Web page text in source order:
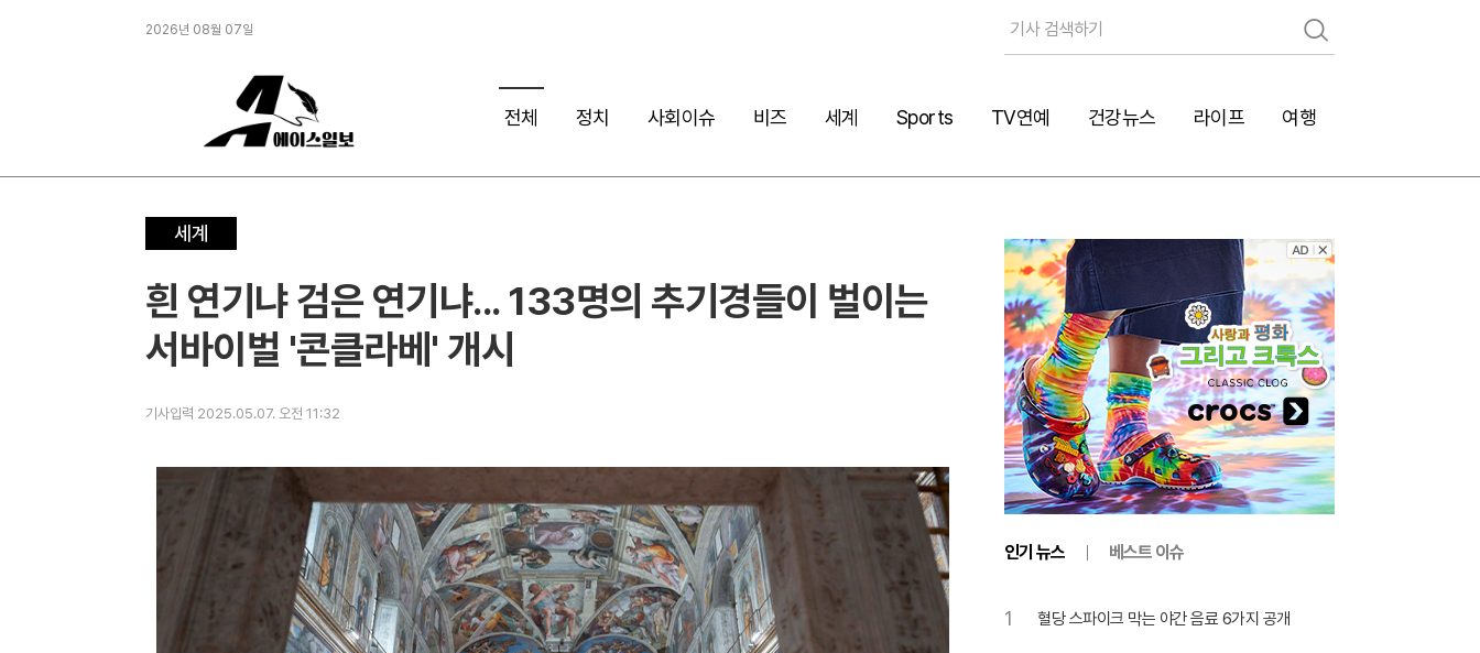
검
색
2026년 08월 07일
전체 정치 사회이슈 비즈 세계 Sports TV연예 건강뉴스 라이프 여행
세계
흰 연기냐 검은 연기냐... 133명의 추기경들이 벌이는
서바이벌 '콘클라베' 개시
기사입력 2025.05.07. 오전 11:32
인기 뉴스 베스트 이슈
1 혈당 스파이크 막는 야간 음료 6가지 공개